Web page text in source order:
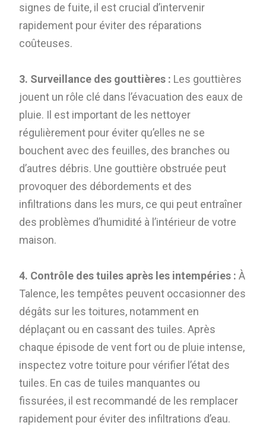
signes de fuite, il est crucial d’intervenir
rapidement pour éviter des réparations
coûteuses.
3. Surveillance des gouttières : Les gouttières
jouent un rôle clé dans l’évacuation des eaux de
pluie. Il est important de les nettoyer
régulièrement pour éviter qu’elles ne se
bouchent avec des feuilles, des branches ou
d’autres débris. Une gouttière obstruée peut
provoquer des débordements et des
infiltrations dans les murs, ce qui peut entraîner
des problèmes d’humidité à l’intérieur de votre
maison.
4. Contrôle des tuiles après les intempéries : À
Talence, les tempêtes peuvent occasionner des
dégâts sur les toitures, notamment en
déplaçant ou en cassant des tuiles. Après
chaque épisode de vent fort ou de pluie intense,
inspectez votre toiture pour vérifier l’état des
tuiles. En cas de tuiles manquantes ou
fissurées, il est recommandé de les remplacer
rapidement pour éviter des infiltrations d’eau.